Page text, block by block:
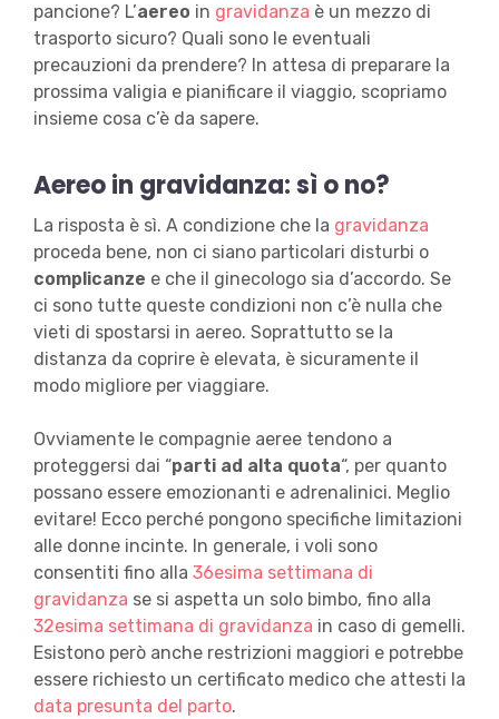
pancione? L’aereo in gravidanza è un mezzo di
trasporto sicuro? Quali sono le eventuali
precauzioni da prendere? In attesa di preparare la
prossima valigia e pianificare il viaggio, scopriamo
insieme cosa c’è da sapere.
Aereo in gravidanza: sì o no?
La risposta è sì. A condizione che la gravidanza
proceda bene, non ci siano particolari disturbi o
complicanze e che il ginecologo sia d’accordo. Se
ci sono tutte queste condizioni non c’è nulla che
vieti di spostarsi in aereo. Soprattutto se la
distanza da coprire è elevata, è sicuramente il
modo migliore per viaggiare.
Ovviamente le compagnie aeree tendono a
proteggersi dai “parti ad alta quota“, per quanto
possano essere emozionanti e adrenalinici. Meglio
evitare! Ecco perché pongono specifiche limitazioni
alle donne incinte. In generale, i voli sono
consentiti fino alla 36esima settimana di
gravidanza se si aspetta un solo bimbo, fino alla
32esima settimana di gravidanza in caso di gemelli.
Esistono però anche restrizioni maggiori e potrebbe
essere richiesto un certificato medico che attesti la
data presunta del parto.